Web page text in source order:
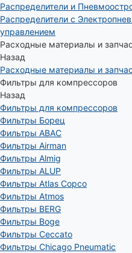
Распределители и
Распределители с
управлением
Расходные материалы и
Назад
Расходные материалы и
Фильтры для компрессоров
Назад
Фильтры для компрессоров
Фильтры Борец
Фильтры ABAC
Фильтры Airman
Фильтры Almig
Фильтры ALUP
Фильтры Atlas Copco
Фильтры Atmos
Фильтры BERG
Фильтры Boge
Фильтры Ceccato
Фильтры Chicago Pneumatic